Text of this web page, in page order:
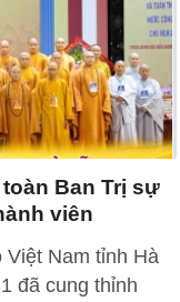
Ban Trị sự
viên
Nam tỉnh Hà
đã cung thỉnh